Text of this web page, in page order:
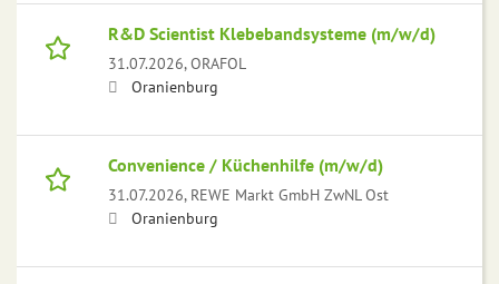
R&D Scientist Klebebandsysteme (m/w/d)
31.07.2026,ORAFOL
Oranienburg
Convenience / Küchenhilfe (m/w/d)
31.07.2026, REWE Markt GmbH ZwNL Ost
Oranienburg